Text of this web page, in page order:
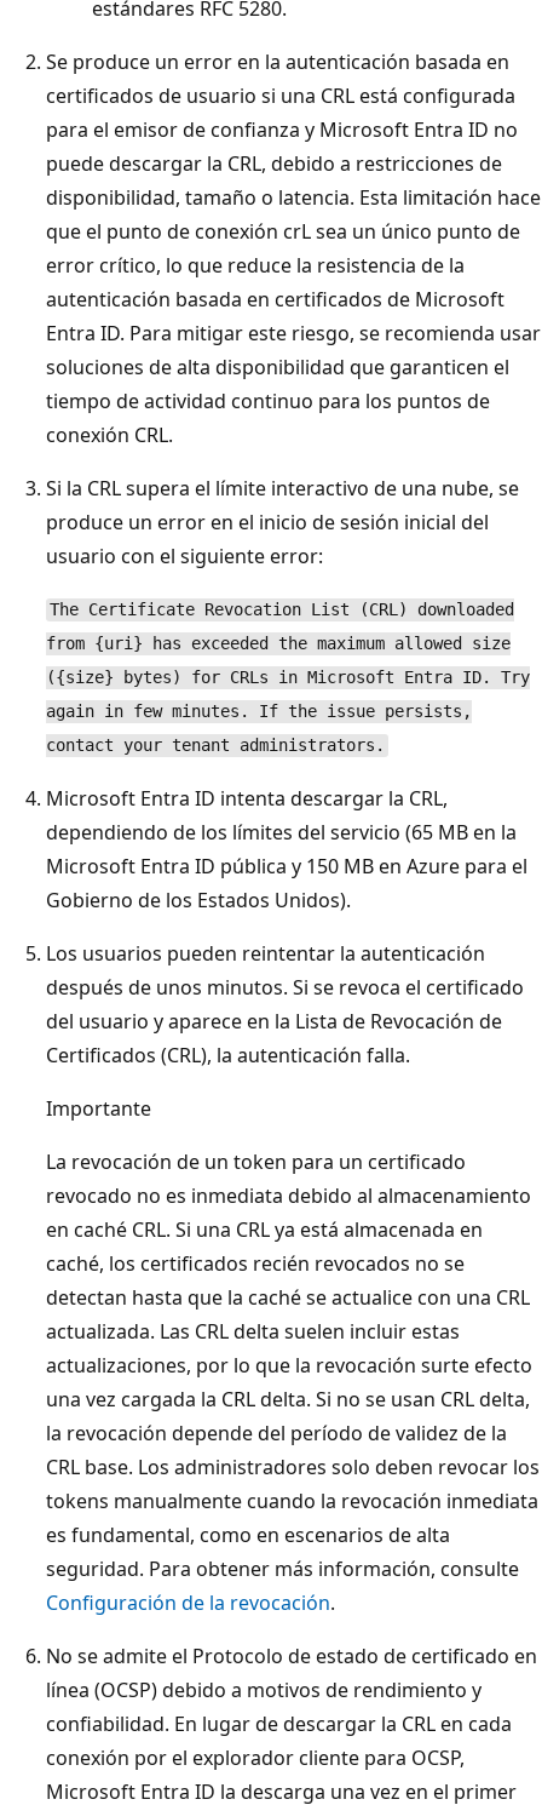
estándares RFC 5280.
Se produce un error en la autenticación basada en
certificados de usuario si una CRL está configurada
para el emisor de confianza y Microsoft Entra ID no
puede descargar la CRL, debido a restricciones de
disponibilidad, tamaño o latencia. Esta limitación hace
que el punto de conexión crL sea un único punto de
error crítico, lo que reduce la resistencia de la
autenticación basada en certificados de Microsoft
Entra ID. Para mitigar este riesgo, se recomienda usar
soluciones de alta disponibilidad que garanticen el
tiempo de actividad continuo para los puntos de
conexión CRL.
Si la CRL supera el límite interactivo de una nube, se
produce un error en el inicio de sesión inicial del
usuario con el siguiente error:
The Certificate Revocation List (CRL) downloaded
from {uri} has exceeded the maximum allowed size
({size} bytes) for CRLs in Microsoft Entra ID. Try
again in few minutes. If the issue persists,
contact your tenant administrators.
Microsoft Entra ID intenta descargar la CRL,
dependiendo de los límites del servicio (65 MB en la
Microsoft Entra ID pública y 150 MB en Azure para el
Gobierno de los Estados Unidos).
Los usuarios pueden reintentar la autenticación
después de unos minutos. Si se revoca el certificado
del usuario y aparece en la Lista de Revocación de
Certificados (CRL), la autenticación falla.
Importante
La revocación de un token para un certificado
revocado no es inmediata debido al almacenamiento
en caché CRL. Si una CRL ya está almacenada en
caché, los certificados recién revocados no se
detectan hasta que la caché se actualice con una CRL
actualizada. Las CRL delta suelen incluir estas
actualizaciones, por lo que la revocación surte efecto
una vez cargada la CRL delta. Si no se usan CRL delta,
la revocación depende del período de validez de la
CRL base. Los administradores solo deben revocar los
tokens manualmente cuando la revocación inmediata
es fundamental, como en escenarios de alta
seguridad. Para obtener más información, consulte
Configuración de la revocación.
No se admite el Protocolo de estado de certificado en
línea (OCSP) debido a motivos de rendimiento y
confiabilidad. En lugar de descargar la CRL en cada
conexión por el explorador cliente para OCSP,
Microsoft Entra ID la descarga una vez en el primer